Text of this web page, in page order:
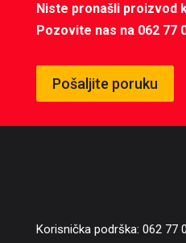
Niste pronašli proizvod
Pozovite nas na 062 77
Pošaljite poruku
Korisnička podrška: 062 77